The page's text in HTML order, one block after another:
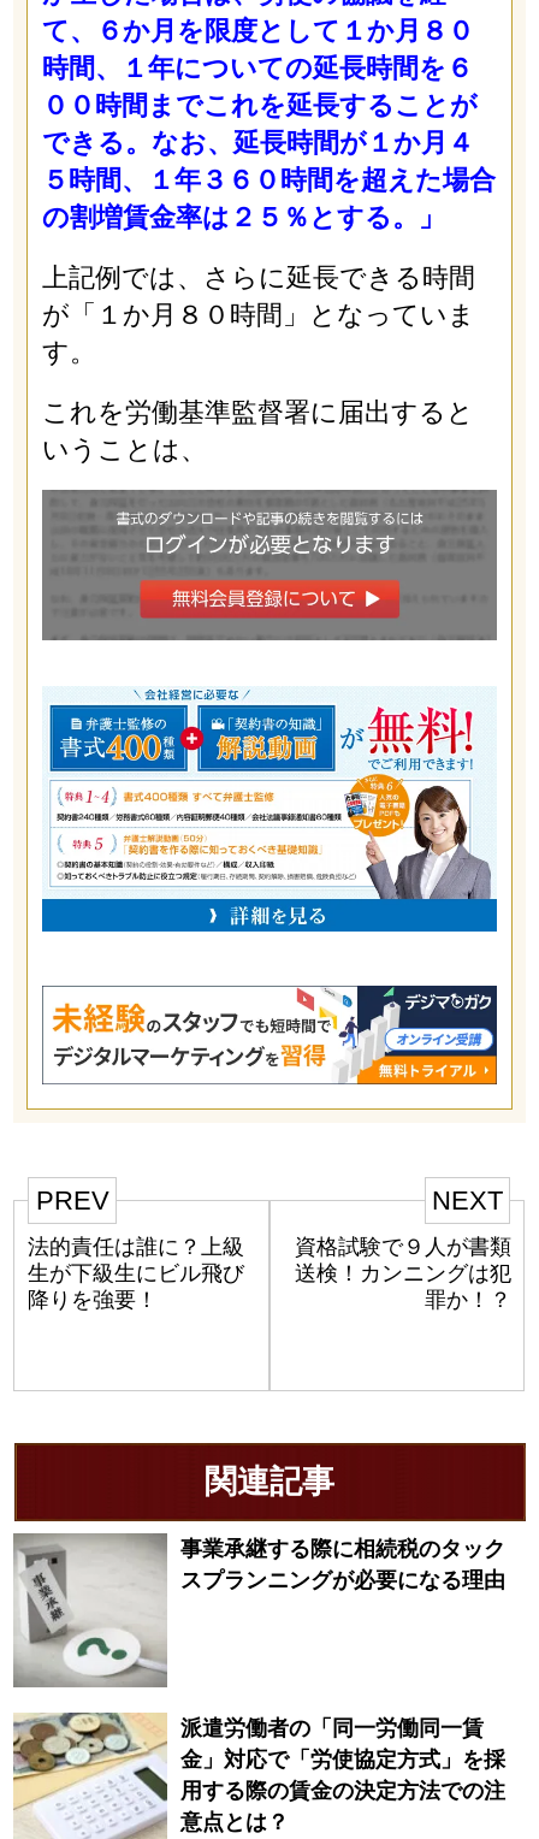
て、６か月を限度として１か月８０
時間、１年についての延長時間を６
００時間までこれを延長することが
できる。なお、延長時間が１か月４
５時間、１年３６０時間を超えた場合
の割増賃金率は２５％とする。」
上記例では、さらに延長できる時間
が「１か月８０時間」となっていま
す。
これを労働基準監督署に届出すると
いうことは、
PREV
法的責任は誰に？上級
生が下級生にビル飛び
降りを強要！
NEXT
資格試験で９人が書類
送検！カンニングは犯
罪か！？
関連記事
事業承継する際に相続税のタック
スプランニングが必要になる理由
派遣労働者の「同一労働同一賃
金」対応で「労使協定方式」を採
用する際の賃金の決定方法での注
意点とは？